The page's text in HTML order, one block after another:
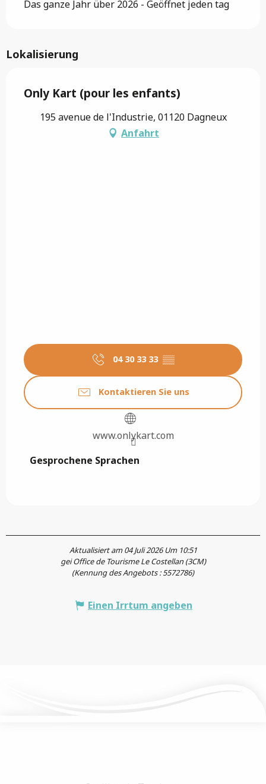
Das ganze Jahr über 2026 - Geöffnet jeden tag
Lokalisierung
Only Kart (pour les enfants)
195 avenue de l'Industrie, 01120 Dagneux
Anfahrt
04 30 33 33 ▒▒
Kontaktieren Sie uns
www.onlykart.com
Gesprochene Sprachen
Gesprochene Sprachen
Aktualisiert am 04 Juli 2026 Um 10:51
gei Office de Tourisme Le Costellan (3CM)
(Kennung des Angebots :5572786)
Einen Irrtum angeben